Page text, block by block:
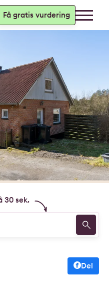
Få gratis vurdering
30 sek.
Del